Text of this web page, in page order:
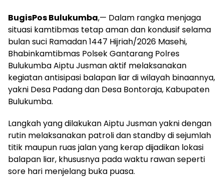
BugisPos Bulukumba,— Dalam rangka menjaga
situasi kamtibmas tetap aman dan kondusif selama
bulan suci Ramadan 1447 Hijriah/2026 Masehi,
Bhabinkamtibmas Polsek Gantarang Polres
Bulukumba Aiptu Jusman aktif melaksanakan
kegiatan antisipasi balapan liar di wilayah binaannya,
yakni Desa Padang dan Desa Bontoraja, Kabupaten
Bulukumba.
Langkah yang dilakukan Aiptu Jusman yakni dengan
rutin melaksanakan patroli dan standby di sejumlah
titik maupun ruas jalan yang kerap dijadikan lokasi
balapan liar, khususnya pada waktu rawan seperti
sore hari menjelang buka puasa.